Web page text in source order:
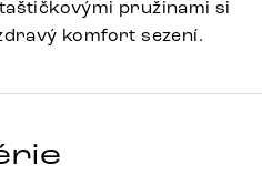
pružinami si
komfort sezení.